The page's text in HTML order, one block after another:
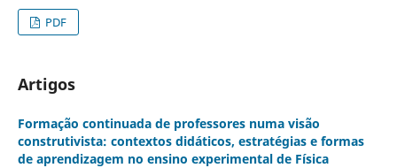
PDF
Artigos
Formação continuada de professores numa visão
construtivista: contextos didáticos, estratégias e formas
de aprendizagem no ensino experimental de Física